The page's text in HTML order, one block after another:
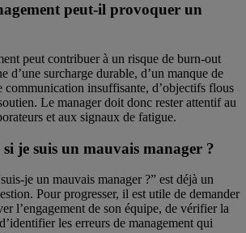
peut-il provoquer un
peut contribuer à un risque de burn-out
d’une surcharge durable, d’un manque de
communication insuffisante, d’objectifs flous
Le manager doit donc rester attentif au
et aux signaux de fatigue.
je suis un mauvais manager ?
je un mauvais manager ?” est déjà un
Pour progresser, il est utile de demander
l’engagement de son équipe, de vérifier la
les erreurs de management qui